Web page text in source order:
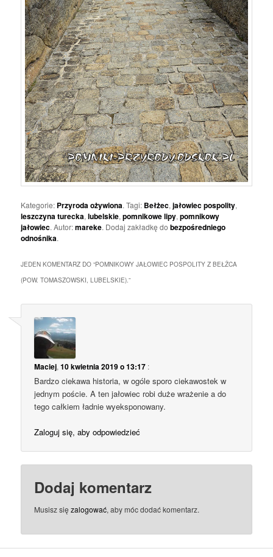
Kategorie: Przyroda ożywiona. Tagi: Bełżec,jałowiec pospolity,
leszczyna turecka,lubelskie,pomnikowe lipy,pomnikowy
jałowiec. Autor:mareke. Dodaj zakładkę dobezpośredniego
odnośnika.
JEDEN KOMENTARZ DO “POMNIKOWY JAŁOWIEC POSPOLITY Z BEŁŻCA
(POW. TOMASZOWSKI, LUBELSKIE).”
Maciej,10 kwietnia 2019 o 13:17 :
Bardzo ciekawa historia, w ogóle sporo ciekawostek w
jednym poście. A ten jałowiec robi duże wrażenie a do
tego całkiem ładnie wyeksponowany.
Zaloguj się, aby odpowiedzieć
Dodaj komentarz
Musisz sięzalogować, aby móc dodać komentarz.